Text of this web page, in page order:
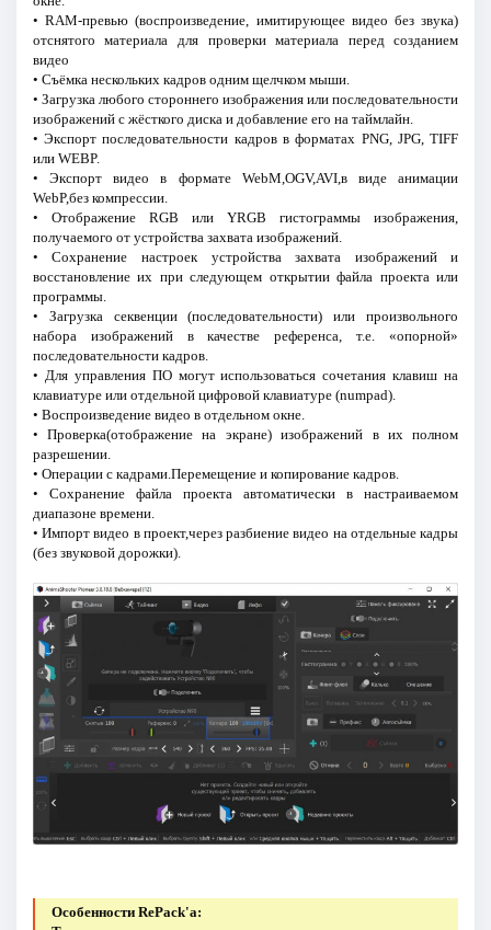
• RAM-превью (воспроизведение, имитирующее видео без звука)
отснятого материала для проверки материала перед созданием
видео
• Съёмка нескольких кадров одним щелчком мыши.
• Загрузка любого стороннего изображения или последовательности
изображений с жёсткого диска и добавление его на таймлайн.
• Экспорт последовательности кадров в форматах PNG, JPG, TIFF
или WEBP.
• Экспорт видео в формате WebM,OGV,AVI,в виде анимации
WebP,без компрессии.
• Отображение RGB или YRGB гистограммы изображения,
получаемого от устройства захвата изображений.
• Сохранение настроек устройства захвата изображений и
восстановление их при следующем открытии файла проекта или
программы.
• Загрузка секвенции (последовательности) или произвольного
набора изображений в качестве референса, т.е. «опорной»
последовательности кадров.
• Для управления ПО могут использоваться сочетания клавиш на
клавиатуре или отдельной цифровой клавиатуре (numpad).
• Воспроизведение видео в отдельном окне.
• Проверка(отображение на экране) изображений в их полном
разрешении.
• Операции с кадрами.Перемещение и копирование кадров.
• Cохранение файла проекта автоматически в настраиваемом
диапазоне времени.
• Импорт видео в проект,через разбиение видео на отдельные кадры
(без звуковой дорожки).
Особенности RePack'a: